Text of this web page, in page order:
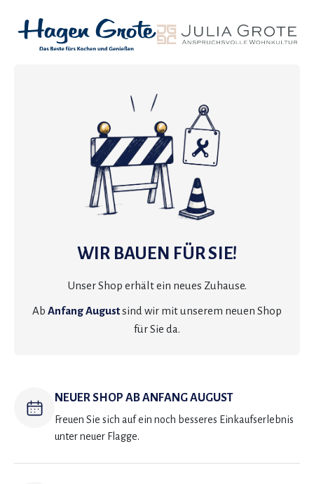
WIR BAUEN FÜR SIE!
Unser Shop erhält ein neues Zuhause.
Ab Anfang Augustsind wir mit unserem neuen Shop
für Sie da.
NEUER SHOP AB ANFANG AUGUST
Freuen Sie sich auf ein noch besseres Einkaufserlebnis
unter neuer Flagge.